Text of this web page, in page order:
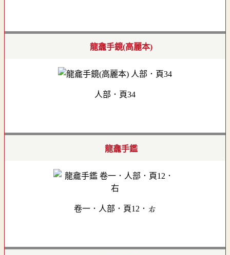
龍龕手鏡(高麗本)
人部．頁34
龍龕手鑑
卷一．人部．頁12．右